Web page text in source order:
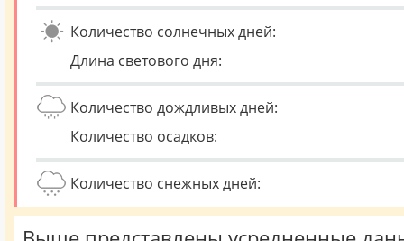
Количество солнечных дней:
Длина светового дня:
Количество дождливых дней:
Количество осадков:
Количество снежных дней: